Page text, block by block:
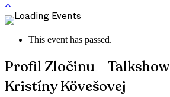
This event has passed.
Profil Zločinu – Talkshow
Kristíny Kövešovej